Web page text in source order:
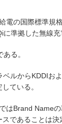
電の国際標準規
準拠した無線充
る。
ルからKDDIお
ている。
はBrand Nameの
であることは決